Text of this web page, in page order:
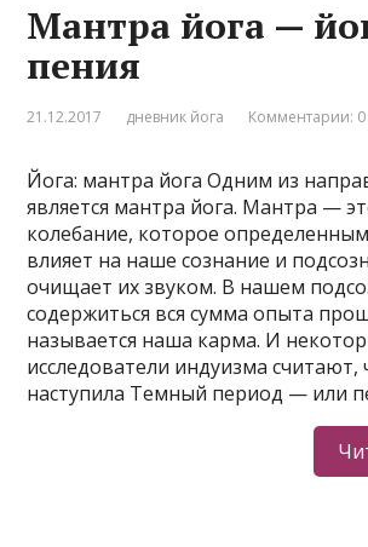
Мантра йога —
пения
21.12.2017 дневник йога Комментарии: 0
Йога: мантра йога Одним из
является мантра йога. Мантра —
колебание, которое
влияет на наше сознание и
очищает их звуком. В нашем
содержиться вся сумма опыта
называется наша карма. И
исследователи индуизма считают,
наступила Темный период — или